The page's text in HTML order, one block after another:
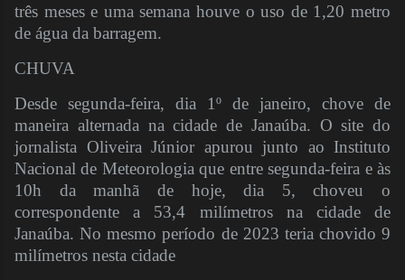
três meses e uma semana houve o uso de 1,20 metro
de água da barragem.
CHUVA
Desde segunda-feira, dia 1º de janeiro, chove de
maneira alternada na cidade de Janaúba. O site do
jornalista Oliveira Júnior apurou junto ao Instituto
Nacional de Meteorologia que entre segunda-feira e às
10h da manhã de hoje, dia 5, choveu o
correspondente a 53,4 milímetros na cidade de
Janaúba. No mesmo período de 2023 teria chovido 9
milímetros nesta cidade